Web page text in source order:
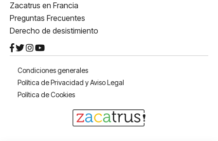
Zacatrus en Francia
Preguntas Frecuentes
Derecho de desistimiento
Condiciones generales
Política de Privacidad y Aviso Legal
Política de Cookies